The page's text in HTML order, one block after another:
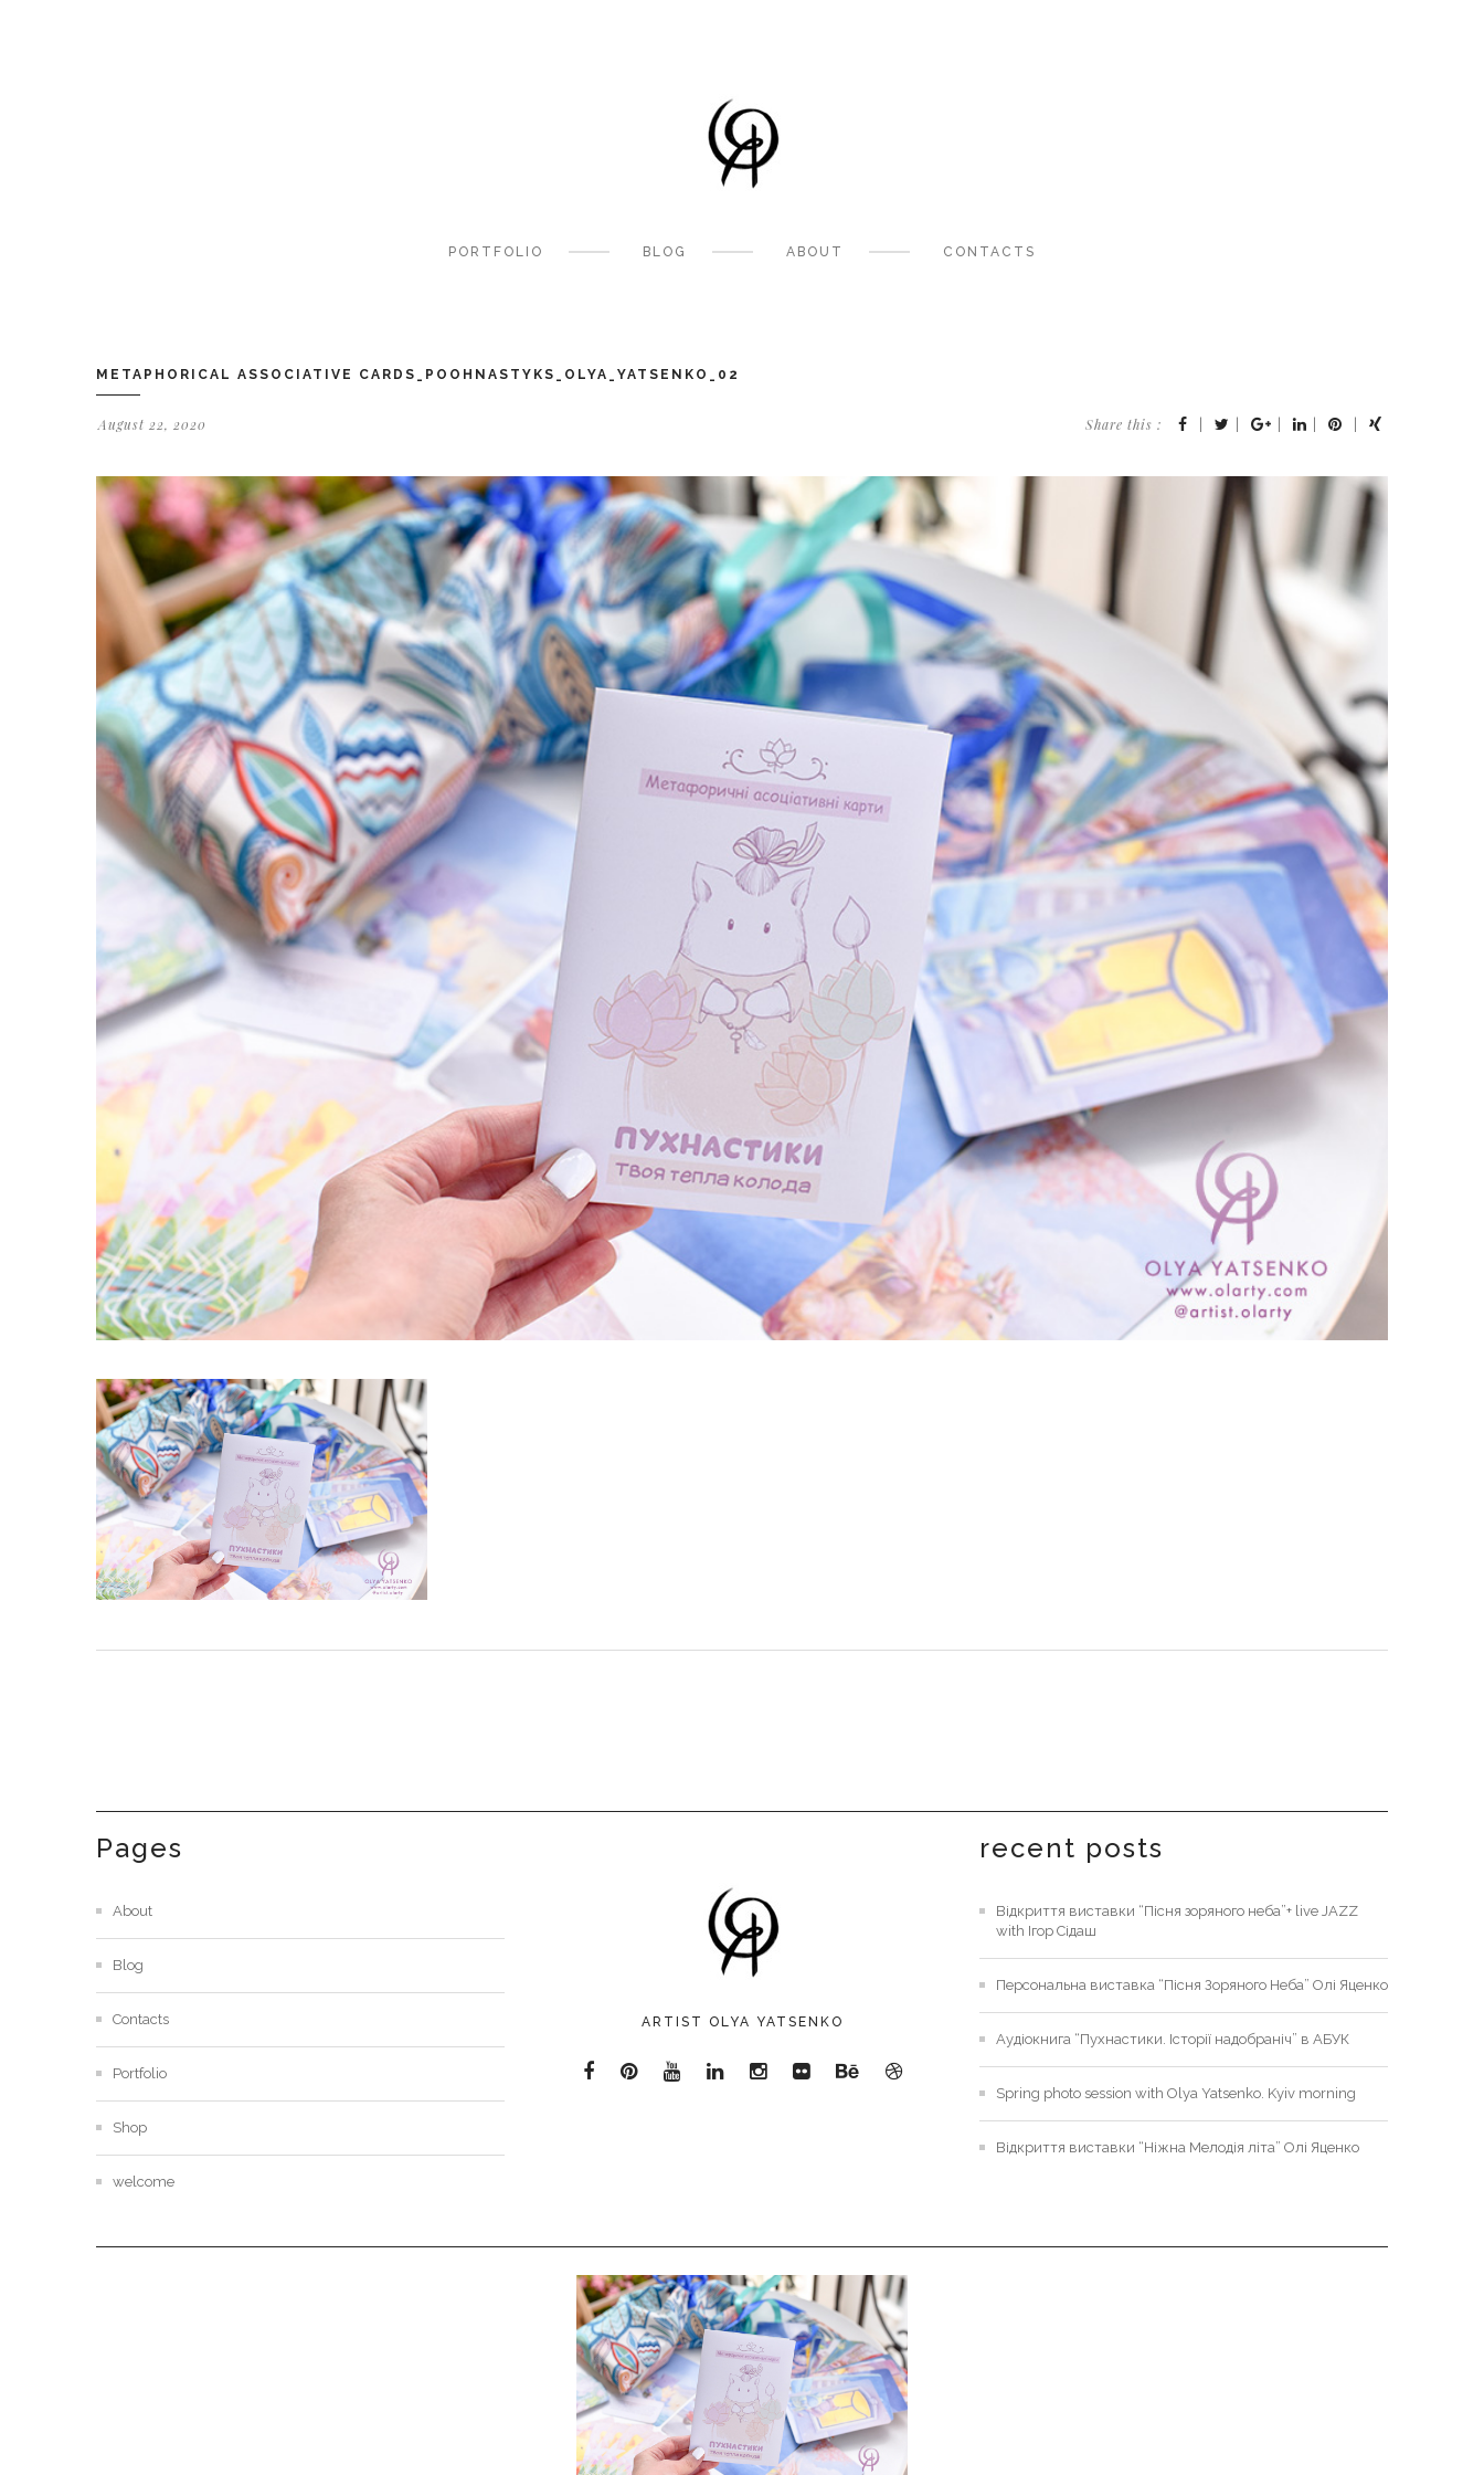
PORTFOLIO BLOG ABOUT CONTACTS
METAPHORICAL ASSOCIATIVE CARDS_POOHNASTYKS_OLYA_YATSENKO_02
August 22, 2020 Share this :
Pages
About
Blog
Contacts
Portfolio
Shop
welcome
ARTIST OLYA YATSENKO
recent posts
Відкриття виставки “Пісня зоряного неба”+ live JAZZ
with Ігор Сідаш
Персональна виставка “Пісня Зоряного Неба” Олі Яценко
Аудіокнига “Пухнастики. Історії надобраніч” в АБУК
Spring photo session with Olya Yatsenko. Kyiv morning
Відкриття виставки “Ніжна Мелодія літа” Олі Яценко